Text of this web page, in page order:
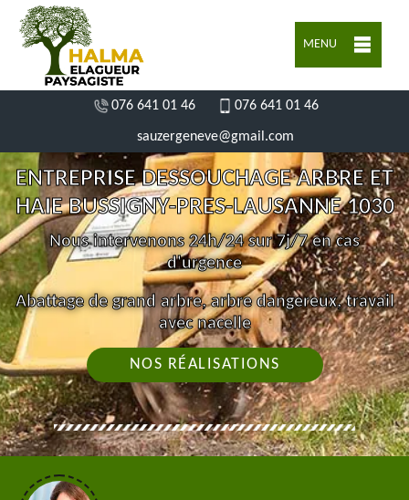
MENU
076 641 01 46 076 641 01 46
sauzergeneve@gmail.com
ENTREPRISE DESSOUCHAGE ARBRE ET
HAIE BUSSIGNY-PRES-LAUSANNE 1030
Nous intervenons 24h/24 sur 7j/7 en cas
d'urgence
Abattage de grand arbre, arbre dangereux, travail
avec nacelle
NOS RÉALISATIONS